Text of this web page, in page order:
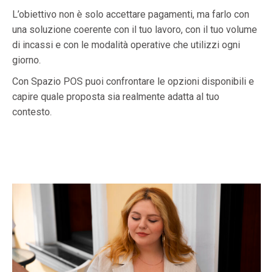
L’obiettivo non è solo accettare pagamenti, ma farlo con
una soluzione coerente con il tuo lavoro, con il tuo volume
di incassi e con le modalità operative che utilizzi ogni
giorno.
Con Spazio POS puoi confrontare le opzioni disponibili e
capire quale proposta sia realmente adatta al tuo
contesto.